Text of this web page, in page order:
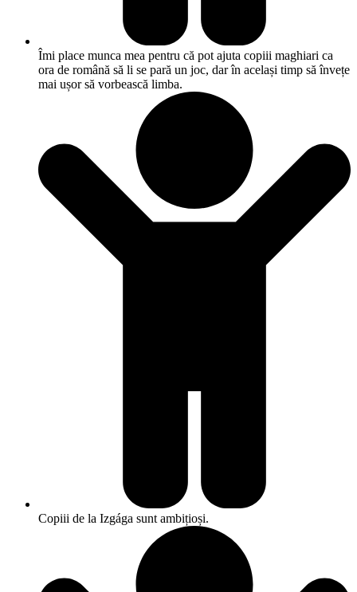
Îmi place munca mea pentru că pot ajuta copiii maghiari ca
ora de română să li se pară un joc, dar în același timp să învețe
mai ușor să vorbească limba.
Copiii de la Izgága sunt ambițioși.